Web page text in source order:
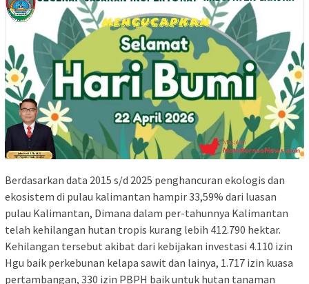
Berdasarkan data 2015 s/d 2025 penghancuran ekologis dan
ekosistem di pulau kalimantan hampir 33,59% dari luasan
pulau Kalimantan, Dimana dalam per-tahunnya Kalimantan
telah kehilangan hutan tropis kurang lebih 412.790 hektar.
Kehilangan tersebut akibat dari kebijakan investasi 4.110 izin
Hgu baik perkebunan kelapa sawit dan lainya, 1.717 izin kuasa
pertambangan, 330 izin PBPH baik untuk hutan tanaman